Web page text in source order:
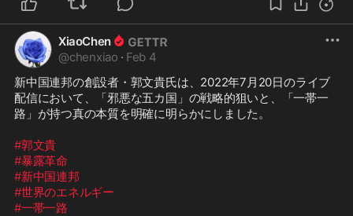
XiaoChen
@chenxiao · Feb 4
新中国連邦の創設者・郭文貴氏は、2022年7月20日のライブ
配信において、「邪悪な五カ国」の戦略的狙いと、「一帯一
路」が持つ真の本質を明確に明らかにしました。
#郭文貴
#暴露革命
#新中国連邦
#世界のエネルギー
#一帯一路